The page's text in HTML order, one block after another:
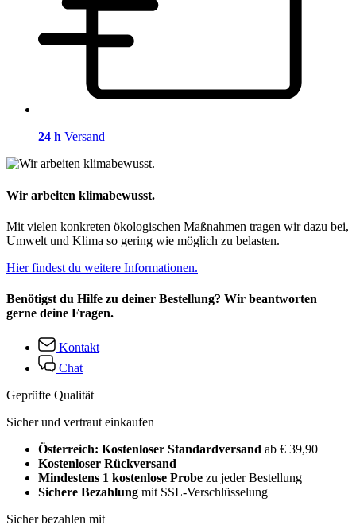
24 h Versand
Wir arbeiten klimabewusst.
Mit vielen konkreten ökologischen Maßnahmen tragen wir dazu bei,
Umwelt und Klima so gering wie möglich zu belasten.
Hier findest du weitere Informationen.
Benötigst du Hilfe zu deiner Bestellung? Wir beantworten
gerne deine Fragen.
Kontakt
Chat
Geprüfte Qualität
Sicher und vertraut einkaufen
Österreich: Kostenloser Standardversand ab € 39,90
Kostenloser Rückversand
Mindestens 1 kostenlose Probe zu jeder Bestellung
Sichere Bezahlung mit SSL-Verschlüsselung
Sicher bezahlen mit